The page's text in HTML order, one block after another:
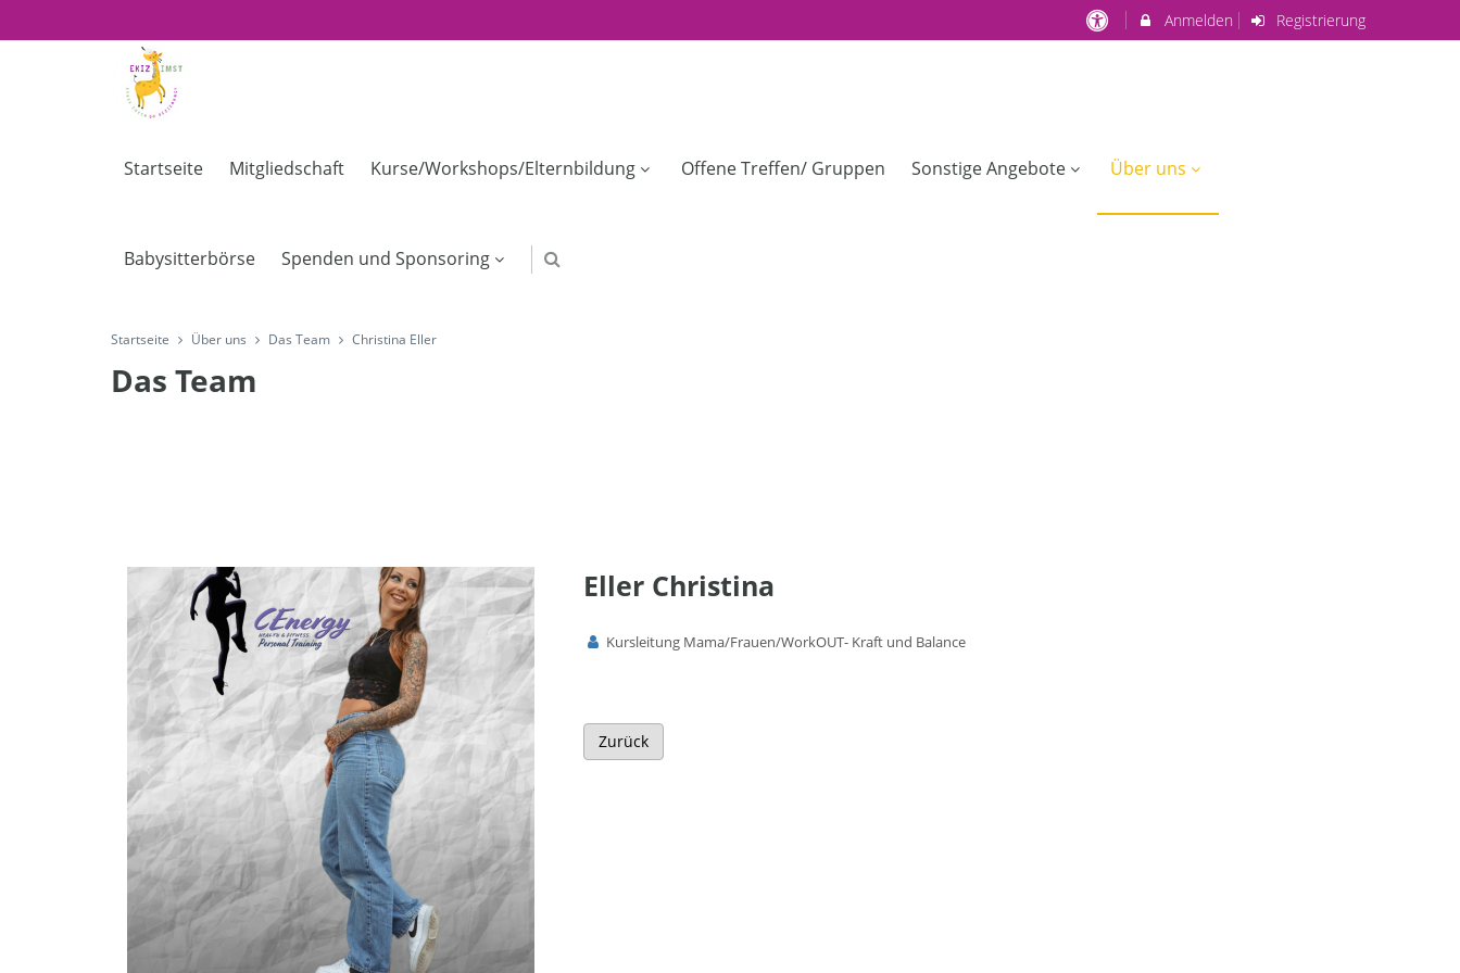
Anmelden Registrierung
Startseite Mitgliedschaft Kurse/Workshops/Elternbildung Offene Treffen/ Gruppen Sonstige Angebote Über uns
Babysitterbörse Spenden und Sponsoring
Startseite Über uns Das Team Christina Eller
Das Team
Eller Christina
Kursleitung Mama/Frauen/WorkOUT- Kraft und Balance
Zurück